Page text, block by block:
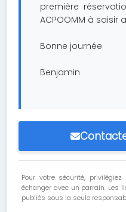
première
ACPOOMM à
Bonne journée
Benjamin
Pour votre sécurité, privilégiez
échanger avec un parrain. Les
publiés sous la seule